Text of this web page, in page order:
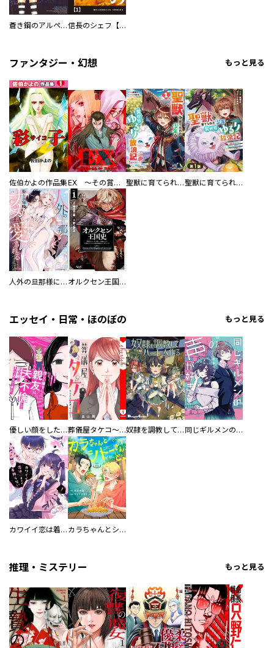
蒼き鋼のアルペジオ 信長のシェフ【単話版】
ファンタジー・幻想 もっと見る
佐伯かよの作品集 EX ～その賞金稼ぎは、世界の出口を探す～【単行本版】 聖獣に育てられた少年の異世界ゆるり放浪記～神様からもらったチート魔法で、仲間たちとスローライフを満喫中～ 聖獣に育てられた少年の異世界ゆるり放浪記～神様からもらったチート魔法で、仲間たちとスローライフを満喫中～【分冊版】
人外の旦那様に娶られ毎晩ナカまで愛される…。アンソロジー オルクセン王国史
エッセイ・日常・ほのぼの もっと見る
優しい顔をした親友は、夫と不倫して私の家に入り込んできた。 葬儀屋タケコ～あなたの最期、叶えます【電子単行本版】 奴隷を調教してハーレム作る 同じギルメンの声が好き
カワイイ恋は着飾らない カラちゃんとシトーさんと、 【分冊版】
推理・ミステリー もっと見る